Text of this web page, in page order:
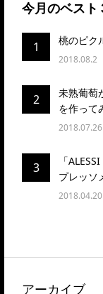
今月のベスト
1 桃のピク
2018.08.2
2
未熟葡萄
を作って
2018.07.26
3
「
プレッソ
2018.04.20
アーカイブ